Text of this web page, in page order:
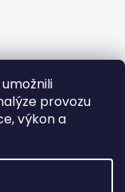
provozu
výkon a